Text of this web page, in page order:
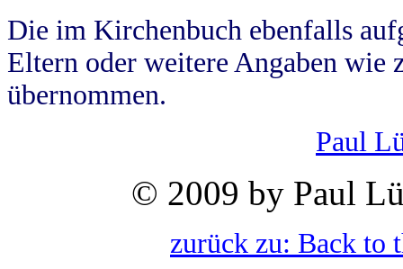
Die im Kirchenbuch ebenfalls
Eltern oder weitere Angaben wie
übernommen.
Paul
© 2009 by Paul
zurück zu: Back to